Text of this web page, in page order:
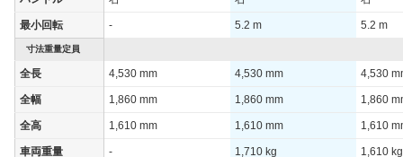
最小回転 - 5.2 m 5.2 m
寸法重量定員
全長 4,530 mm 4,530 mm 4,530
全幅 1,860 mm 1,860 mm 1,860
全高 1,610 mm 1,610 mm 1,610
車両重量 - 1,710 kg 1,610 kg